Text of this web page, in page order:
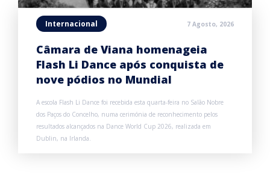
Internacional 7 Agosto, 2026
Câmara de Viana homenageia
Flash Li Dance após conquista de
nove pódios no Mundial
A escola Flash Li Dance foi recebida esta quarta-feira no Salão Nobre
dos Paços do Concelho, numa cerimónia de reconhecimento pelos
resultados alcançados na Dance World Cup 2026, realizada em
Dublin, na Irlanda.